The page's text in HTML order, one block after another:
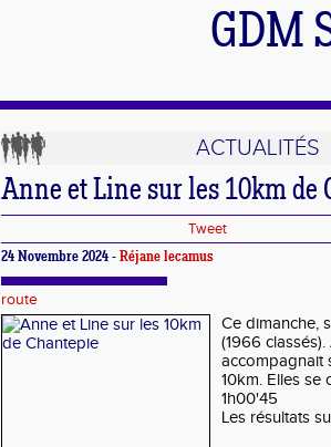
GDM
ACTUALITÉS
Anne et Line sur les 10km de
Tweet
24 Novembre 2024 - Réjane lecamus
route
Ce dimanche,
(1966
accompagnait
10km. Elles se
1h00'45
Les résultats